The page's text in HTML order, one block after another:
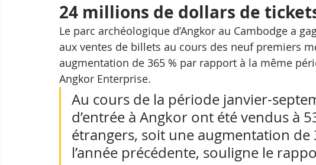
24 millions de dollars de
Le parc archéologique d’Angkor au Cambodge a
aux ventes de billets au cours des neuf premiers
augmentation de 365 % par rapport à la même
Angkor Enterprise.
Au cours de la période janvier-
d’entrée à Angkor ont été vendus à
étrangers, soit une augmentation de
l’année précédente, souligne le